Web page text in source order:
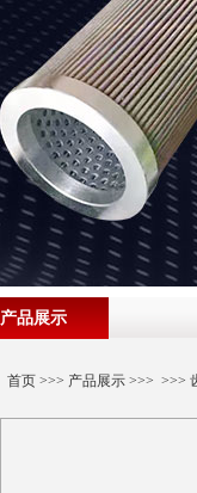
产品展示
首页>>> 产品展示>>> >>>